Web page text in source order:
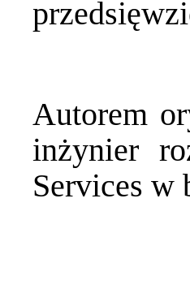
Autorem
inżynier
Services w